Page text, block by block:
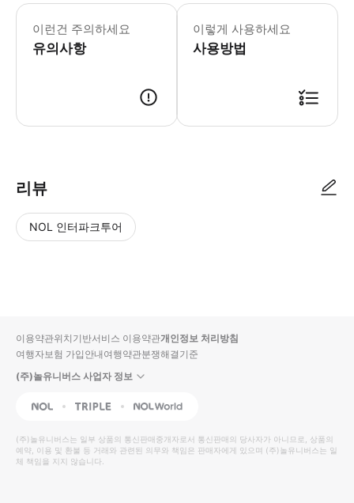
이런건 주의하세요
유의사항
* 소요시간 : 180분 (옵션에 따라 소요
이렇게 사용하세요
사용방법
리뷰
NOL 인터파크투어
입니
다.
높
은
순
동
영
상
순
상
이용약관위치기반서비스 이용약관개인정보 처리방침
여행자보험 가입안내여행약관분쟁해결기준
(주)놀유니버스 사업자 정보
NOL Triple Interpark Global
(주)놀유니버스는 일부 상품의 통신판매중개자로서 통신판매의 당사자가 아니므로, 상품의
예약, 이용 및 환불 등 거래와 관련된 의무와 책임은 판매자에게 있으며 (주)놀유니버스는 일
체 책임을 지지 않습니다.